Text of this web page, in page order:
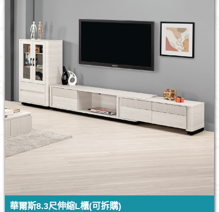
華爾斯8.3尺伸縮L櫃(可拆購)